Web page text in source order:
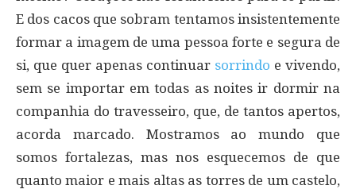
E dos cacos que sobram tentamos insistentemente
formar a imagem de uma pessoa forte e segura de
si, que quer apenas continuar sorrindo e vivendo,
sem se importar em todas as noites ir dormir na
companhia do travesseiro, que, de tantos apertos,
acorda marcado. Mostramos ao mundo que
somos fortalezas, mas nos esquecemos de que
quanto maior e mais altas as torres de um castelo,